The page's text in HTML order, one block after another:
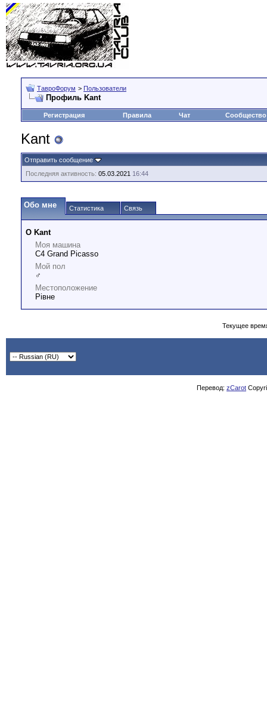
ТавроФорум > Пользователи
Профиль Kant
Регистрация Правила Чат Сообщество
Kant
Отправить сообщение
Последняя активность: 05.03.2021 16:44
Обо мне Статистика Связь
О Kant
Моя машина
C4 Grand Picasso
Мой пол
♂
Местоположение
Рівне
Текущее
Перевод: zCarot